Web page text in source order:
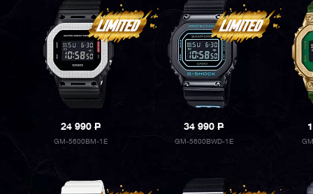
24 990P
GM-5600BM-1E
34 990P
GM-5600BWD-1E